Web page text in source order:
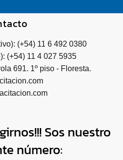
(+54) 11 6 492 0380
(+54) 11 4 027 5935
691. 1º piso - Floresta.
Sos nuestro
número: